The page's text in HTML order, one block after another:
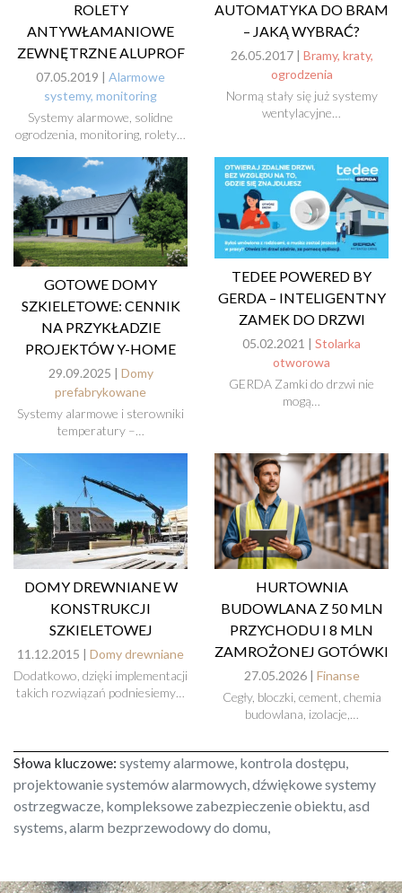
ROLETY
ANTYWŁAMANIOWE
ZEWNĘTRZNE ALUPROF
07.05.2019 | Alarmowe
systemy, monitoring
Systemy alarmowe, solidne
ogrodzenia, monitoring, rolety…
AUTOMATYKA DO BRAM
– JAKĄ WYBRAĆ?
26.05.2017 | Bramy, kraty,
ogrodzenia
Normą stały się już systemy
wentylacyjne…
GOTOWE DOMY
SZKIELETOWE: CENNIK
NA PRZYKŁADZIE
PROJEKTÓW Y-HOME
29.09.2025 | Domy
prefabrykowane
Systemy alarmowe i sterowniki
temperatury –…
TEDEE POWERED BY
GERDA – INTELIGENTNY
ZAMEK DO DRZWI
05.02.2021 | Stolarka
otworowa
GERDA Zamki do drzwi nie
mogą…
DOMY DREWNIANE W
KONSTRUKCJI
SZKIELETOWEJ
11.12.2015 | Domy drewniane
Dodatkowo, dzięki implementacji
takich rozwiązań podniesiemy…
HURTOWNIA
BUDOWLANA Z 50 MLN
PRZYCHODU I 8 MLN
ZAMROŻONEJ GOTÓWKI
27.05.2026 | Finanse
Cegły, bloczki, cement, chemia
budowlana, izolacje,…
Słowa kluczowe: systemy alarmowe, kontrola dostępu,
projektowanie systemów alarmowych, dźwiękowe systemy
ostrzegwacze, kompleksowe zabezpieczenie obiektu, asd
systems, alarm bezprzewodowy do domu,